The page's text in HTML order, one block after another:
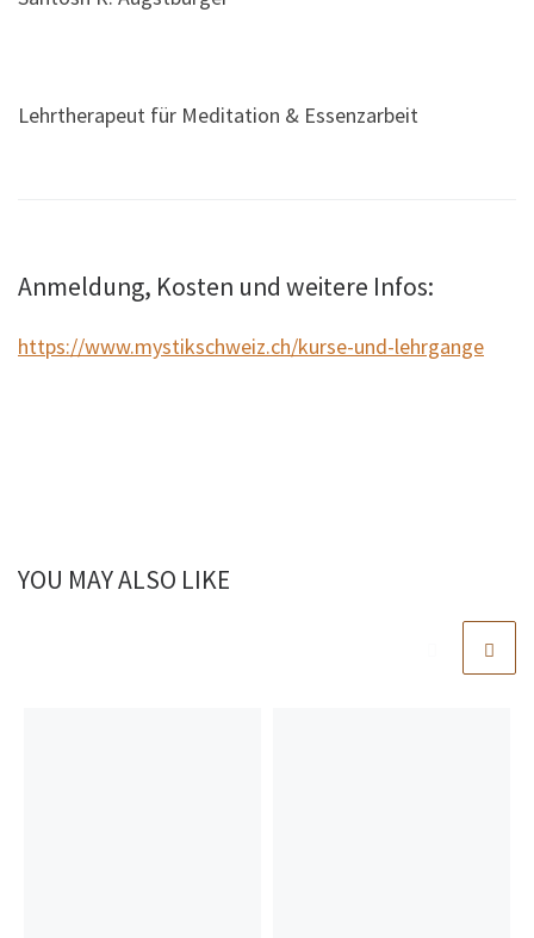
Lehrtherapeut für Meditation & Essenzarbeit
Anmeldung, Kosten und weitere Infos:
https://www.mystikschweiz.ch/kurse-und-lehrgange
YOU MAY ALSO LIKE